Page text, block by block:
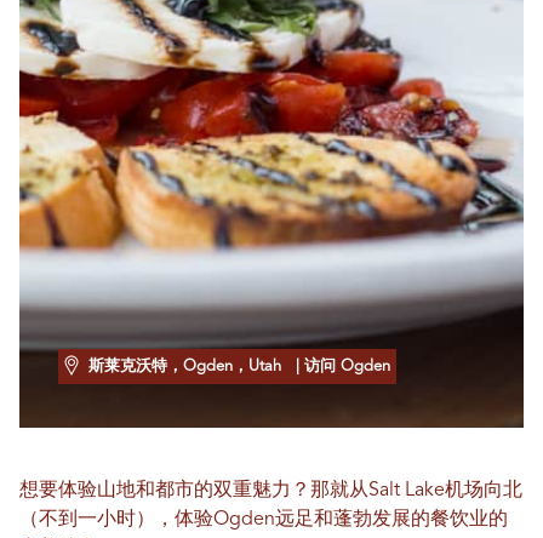
斯莱克沃特，Ogden，Utah | 访问 Ogden
想要体验山地和都市的双重魅力？那就从Salt Lake机场向北
（不到一小时），体验Ogden远足和蓬勃发展的餐饮业的